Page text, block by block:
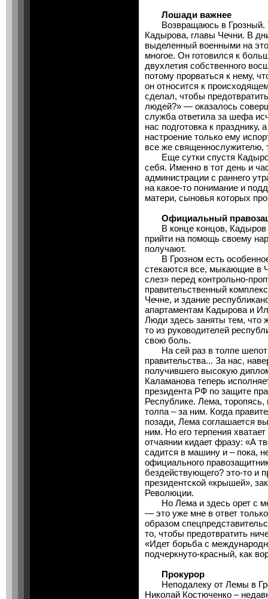
Лошади важнее
Возвращаюсь в Грозный.
Кадырова, главы Чечни. В
выделенный военными на
многое. Он готовился к
двухлетия собственного
потому прорваться к нему,
он относится к
сделал, чтобы
людей?» — оказалось
служба ответила за шефа
нас подготовка к празднику,
настроение только ему
все же священнослужителю,
Еще сутки спустя
себя. Именно в тот день и
администрации с раннего
на какое-то понимание и
матери, сыновья которых
Официальный
В конце концов, Кадыров
прийти на помощь своему
получают.
В Грозном есть
стекаются все, мыкающие в
слез» перед контрольно-
правительственный
Чечне, и здание
апартаментам Кадырова и
Люди здесь заняты тем, что
то из руководителей
свою боль.
На сей раз в толпе
правительства... За нас,
получившего высокую
Каламанова теперь
президента РФ по защите
Республике. Лема,
толпа – за ним. Когда
позади, Лема соглашается
ним. Но его терпения
отчаянии кидает фразу: «А
садится в машину и – пока,
официального
бездействующего? это-то и
президентской «крышей»,
Революции.
Но Лема и здесь орет с
— это уже мне в ответ
образом
то, чтобы предотвратить
«Идет борьба с
подчеркнуто-красный, как
Прокурор
Неподалеку от Лемы в
Николай Костюченко –